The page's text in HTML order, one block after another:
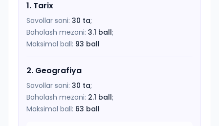
1. Tarix
Savollar soni: 30 ta;
Baholash mezoni: 3.1 ball;
Maksimal ball: 93 ball
2. Geografiya
Savollar soni: 30 ta;
Baholash mezoni: 2.1 ball;
Maksimal ball: 63 ball